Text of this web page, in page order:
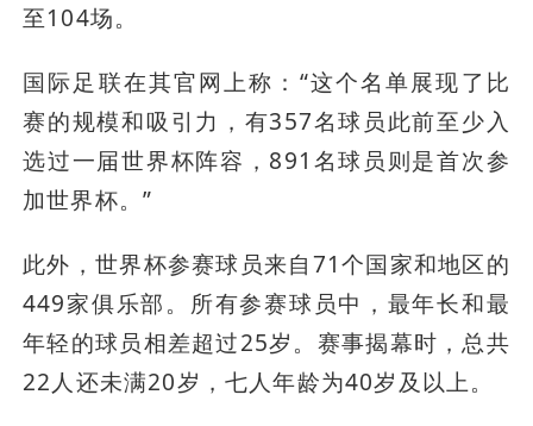
至104场。
国际足联在其官网上称：“这个名单展现了比
赛的规模和吸引力，有357名球员此前至少入
选过一届世界杯阵容，891名球员则是首次参
加世界杯。”
此外，世界杯参赛球员来自71个国家和地区的
449家俱乐部。所有参赛球员中，最年长和最
年轻的球员相差超过25岁。赛事揭幕时，总共
22人还未满20岁，七人年龄为40岁及以上。